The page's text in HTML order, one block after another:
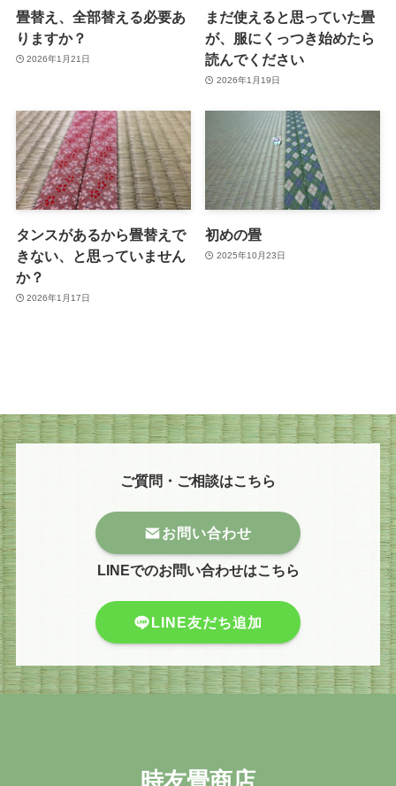
畳替え、全部替える必要あ
りますか？
2026年1月21日
まだ使えると思っていた畳
が、服にくっつき始めたら
読んでください
2026年1月19日
タンスがあるから畳替えで
きない、と思っていません
か？
2026年1月17日
初めの畳
2025年10月23日
ご質問・ご相談はこちら
お問い合わせ
LINEでのお問い合わせはこちら
LINE友だち追加
時友畳商店